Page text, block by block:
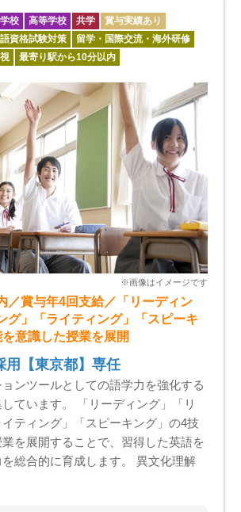
校 高等学校 共学
賞与実績あり
資格試験対策
留学・国際交流・海外研修
最寄り駅から10分以内
／賞与年4回支給／「リーディン
グ」「ライティング」「スピーキ
意識した授業を展開
用【東京都】専任
ンツールとしての語学力を強化する
ています。 「リーディング」「リ
ティング」「スピーキング」の4技
を展開することで、習得した英語を
総合的に育成します。 異文化理解